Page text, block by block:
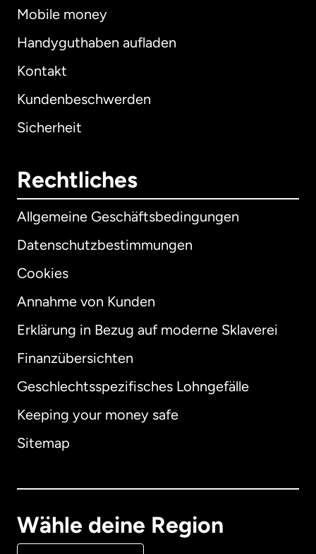
Mobile money
Handyguthaben aufladen
Kontakt
Kundenbeschwerden
Sicherheit
Rechtliches
Allgemeine Geschäftsbedingungen
Datenschutzbestimmungen
Cookies
Annahme von Kunden
Erklärung in Bezug auf moderne Sklaverei
Finanzübersichten
Geschlechtsspezifisches Lohngefälle
Keeping your money safe
Sitemap
Wähle deine Region
International English
Australien